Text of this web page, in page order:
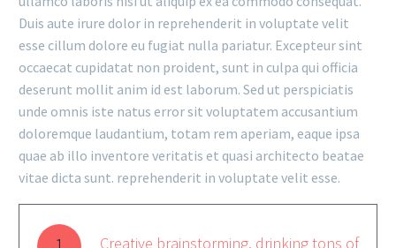
Duis aute irure dolor in reprehenderit in voluptate velit
esse cillum dolore eu fugiat nulla pariatur. Excepteur sint
occaecat cupidatat non proident, sunt in culpa qui officia
deserunt mollit anim id est laborum. Sed ut perspiciatis
unde omnis iste natus error sit voluptatem accusantium
doloremque laudantium, totam rem aperiam, eaque ipsa
quae ab illo inventore veritatis et quasi architecto beatae
vitae dicta sunt. reprehenderit in voluptate velit esse.
Creative brainstorming, drinking tons of